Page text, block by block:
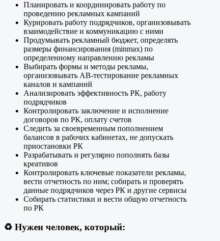
Планировать и координировать работу по
проведению рекламных кампаний
Курировать работу подрядчиков, организовывать
взаимодействие и коммуникацию с ними
Продумывать рекламный бюджет, определять
размеры финансирования (minmaх) по
определенному направлению рекламы
Выбирать формы и методы рекламы,
организовывать АВ-тестирование рекламных
каналов и кампаний
Анализировать эффективность РК, работу
подрядчиков
Контролировать заключение и исполнение
договоров по РК, оплату счетов
Следить за своевременным пополнением
балансов в рабочих кабинетах, не допускать
приостановки РК
Разрабатывать и регулярно пополнять базы
креативов
Контролировать ключевые показатели рекламы,
вести отчетность по ним; собирать и проверять
данные подрядчиков через РК и другие сервисы
Собирать статистики и вести общую отчетность
по РК
♻️ Нужен человек, который: